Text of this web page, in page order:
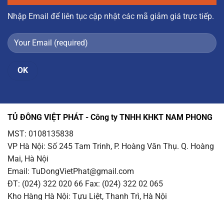
Nhập Email để liên tục cập nhật các mã giảm giá trực tiếp.
TỦ ĐÔNG VIỆT PHÁT - Công ty TNHH KHKT NAM PHONG
MST: 0108135838
VP Hà Nội: Số 245 Tam Trinh, P. Hoàng Văn Thụ. Q. Hoàng
Mai, Hà Nội
Email: TuDongVietPhat@gmail.com
ĐT: (024) 322 020 66 Fax: (024) 322 02 065
Kho Hàng Hà Nội: Tựu Liệt, Thanh Trì, Hà Nội